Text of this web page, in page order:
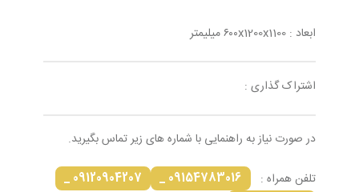
ابعاد : ۶۰۰x1200x1100 میلیمتر
اشتراک گذاری :
در صورت نیاز به راهنمایی با شماره های زیر تماس بگیرید.
تلفن همراه : 09154783016 _
09120904207 _